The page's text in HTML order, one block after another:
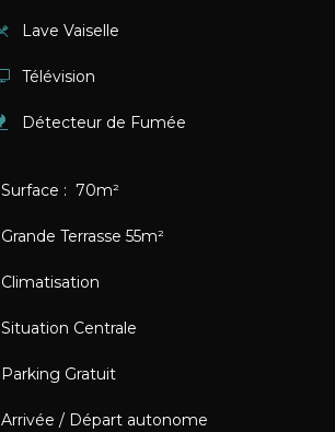
Lave Vaiselle
Télévision
Détecteur de Fumée
Surface : 70m²
Grande Terrasse 55m²
Climatisation
Situation Centrale
Parking Gratuit
Arrivée / Départ autonome